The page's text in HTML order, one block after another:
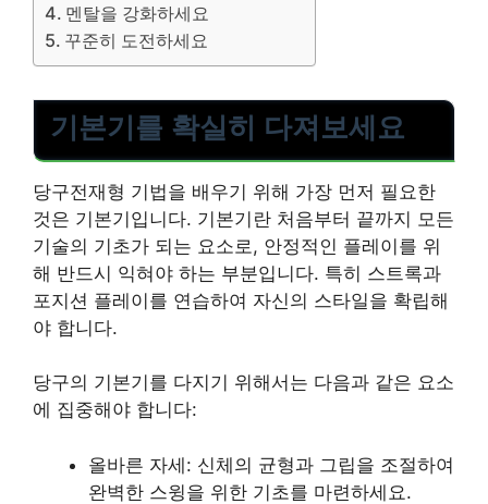
멘탈을 강화하세요
꾸준히 도전하세요
기본기를 확실히 다져보세요
당구전재형 기법을 배우기 위해 가장 먼저 필요한
것은 기본기입니다. 기본기란 처음부터 끝까지 모든
기술의 기초가 되는 요소로, 안정적인 플레이를 위
해 반드시 익혀야 하는 부분입니다. 특히 스트록과
포지션 플레이를 연습하여 자신의 스타일을 확립해
야 합니다.
당구의 기본기를 다지기 위해서는 다음과 같은 요소
에 집중해야 합니다:
올바른 자세: 신체의 균형과 그립을 조절하여
완벽한 스윙을 위한 기초를 마련하세요.